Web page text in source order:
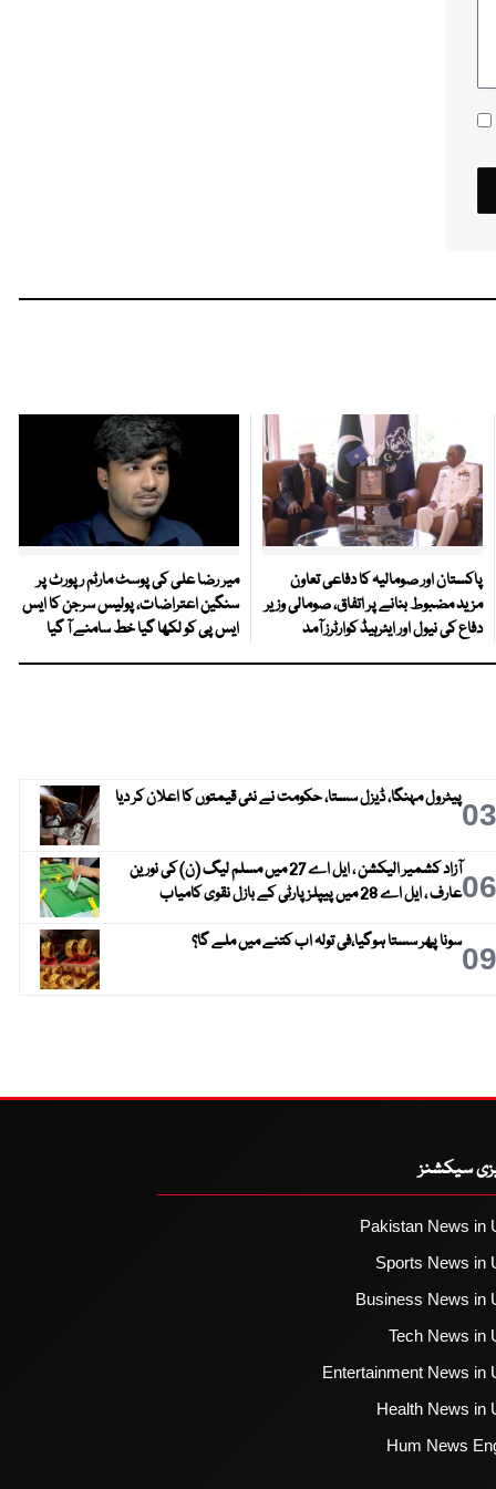
پاکستان اور صومالیہ کا دفاعی تعاون
مزید مضبوط بنانے پر اتفاق، صومالی وزیر
دفاع کی نیول اور ایئرہیڈ کوارٹرز آمد
میر رضا علی کی پوسٹ مارٹم رپورٹ پر
سنگین اعتراضات، پولیس سرجن کا ایس
ایس پی کو لکھا گیا خط سامنے آ گیا
03پیٹرول مہنگا، ڈیزل سستا، حکومت نے نئی قیمتوں کا اعلان کر دیا
06
آزاد کشمیر الیکشن ، ایل اے 27 میں مسلم لیگ (ن) کی نورین
عارف ، ایل اے 28 میں پیپلز پارٹی کے بازل نقوی کامیاب
09سونا پھر سستا ہوگیا،فی تولہ اب کتنے میں ملے گا؟
سیکشنز
Pakistan News in
Sports News in
Business News in
Tech News in
Entertainment News in
Health News in
Hum News